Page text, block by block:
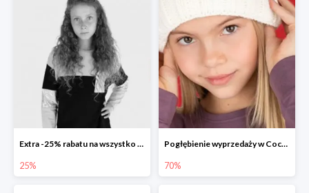
Extra -25% rabatu na wszystko z wyprzedaży w Coccodrillo
25%
Pogłębienie wyprzedaży w Coccodrillo do -70%
70%